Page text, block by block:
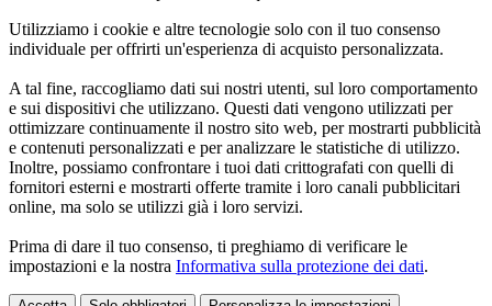
Utilizziamo i cookie e altre tecnologie solo con il tuo consenso
individuale per offrirti un'esperienza di acquisto personalizzata.
A tal fine, raccogliamo dati sui nostri utenti, sul loro comportamento
e sui dispositivi che utilizzano. Questi dati vengono utilizzati per
ottimizzare continuamente il nostro sito web, per mostrarti pubblicità
e contenuti personalizzati e per analizzare le statistiche di utilizzo.
Inoltre, possiamo confrontare i tuoi dati crittografati con quelli di
fornitori esterni e mostrarti offerte tramite i loro canali pubblicitari
online, ma solo se utilizzi già i loro servizi.
Prima di dare il tuo consenso, ti preghiamo di verificare le
impostazioni e la nostra Informativa sulla protezione dei dati.